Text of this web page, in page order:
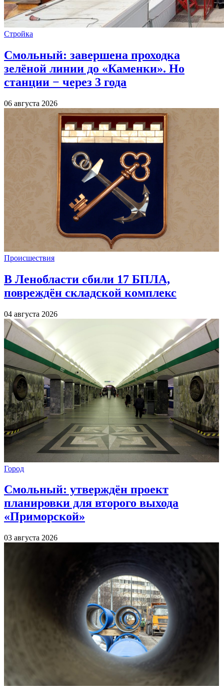
Стройка
Смольный: завершена проходка
зелёной линии до «Каменки». Но
станции − через 3 года
06 августа 2026
Происшествия
В Ленобласти сбили 17 БПЛА,
повреждён складской комплекс
04 августа 2026
Город
Смольный: утверждён проект
планировки для второго выхода
«Приморской»
03 августа 2026